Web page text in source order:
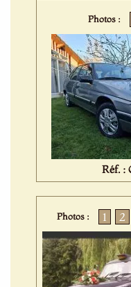
Photos :
Réf. :
Photos : 1 2